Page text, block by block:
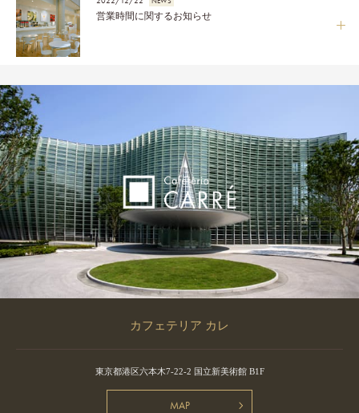
営業時間に関するお知らせ
カフェテリア カレ
東京都港区六本木7-22-2 国立新美術館 B1F
MAP